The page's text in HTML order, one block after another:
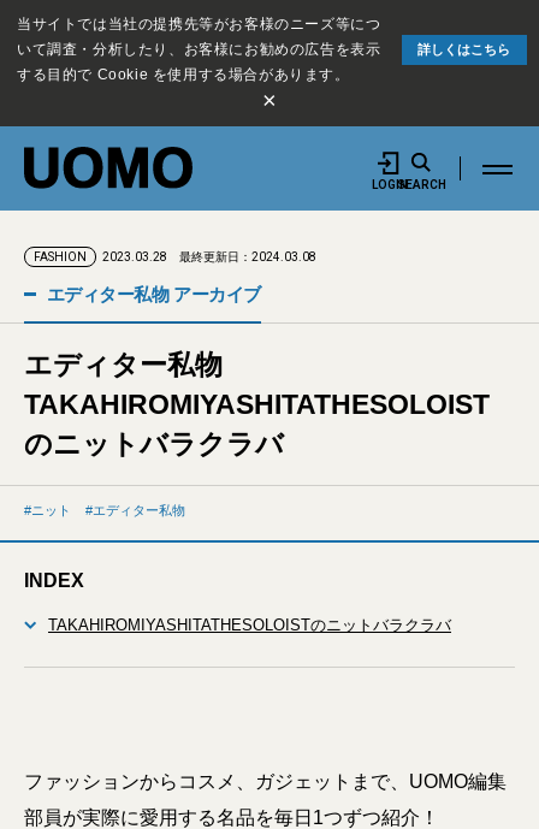
当サイトでは当社の提携先等がお客様のニーズ等につ
いて調査・分析したり、お客様にお勧めの広告を表示
する目的で Cookie を使用する場合があります。
詳しくはこちら
×
LOGINSEARCH
FASHION 2023.03.28 最終更新日：2024.03.08
エディター私物 アーカイブ
エディター私物
TAKAHIROMIYASHITATHESOLOIST
のニットバラクラバ
ニット エディター私物
INDEX
TAKAHIROMIYASHITATHESOLOISTのニットバラクラバ
ファッションからコスメ、ガジェットまで、UOMO編集
部員が実際に愛用する名品を毎日1つずつ紹介！